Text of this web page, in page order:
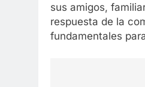
sus amigos,
respuesta de la
fundamentales